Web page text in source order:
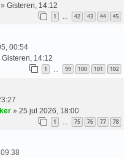
» Gisteren, 14:12
1 … 42 43 44 45
00:54
Gisteren, 14:12
1 … 99 100 101 102
» 25 jul 2026, 18:00
1 … 75 76 77 78